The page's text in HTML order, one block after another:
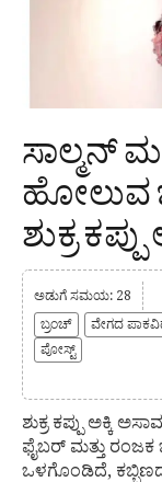
ಸಾಲ್ಮನ್
ಹೋಲುವ
ಶುಕ್ರ ಕಪ್ಪು
ಅಡುಗೆ ಸಮಯ: 28
ಬ್ರಂಚ್
ವೇಗದ
ಪೋಸ್ಟ್
ಶುಕ್ರ ಕಪ್ಪು ಅಕ್ಕಿ
ಫೈಬರ್ ಮತ್ತು ರಂಜಕ
ಒಳಗೊಂಡಿದೆ,